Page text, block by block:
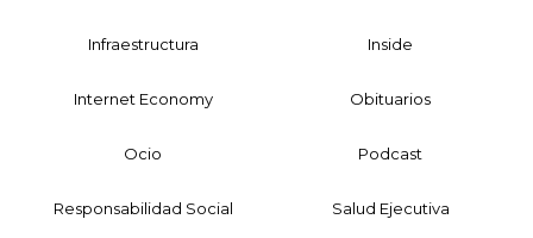
Infraestructura Inside
Internet Economy Obituarios
Ocio Podcast
Responsabilidad Social Salud Ejecutiva